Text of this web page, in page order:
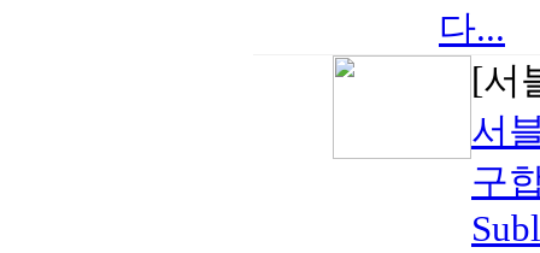
다...
[서
서
구